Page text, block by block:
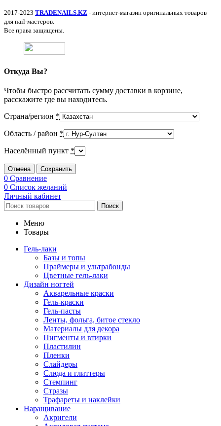
2017-2023 TRADENAILS.KZ - интернет-магазин оригинальных товаров
для nail-мастеров.
Все права защищены.
Откуда Вы?
Чтобы быстро рассчитать сумму доставки в корзине,
расскажите где вы находитесь.
Страна/регион *
Область / район *
Населённый пункт *
Отмена Сохранить
0 Сравнение
0 Список желаний
Личный кабинет
Поиск
Меню
Товары
Гель-лаки
Базы и топы
Праймеры и ультрабонды
Цветные гель-лаки
Дизайн ногтей
Акварельные краски
Гель-краски
Гель-пасты
Ленты, фольга, битое стекло
Материалы для декора
Пигменты и втирки
Пластилин
Пленки
Слайдеры
Слюда и глиттеры
Стемпинг
Стразы
Трафареты и наклейки
Наращивание
Акригели